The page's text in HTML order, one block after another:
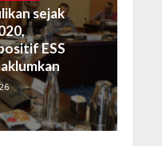
sejak
ESS